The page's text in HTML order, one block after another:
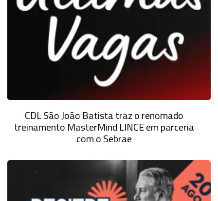
CDL São João Batista traz o renomado
treinamento MasterMind LINCE em parceria
com o Sebrae